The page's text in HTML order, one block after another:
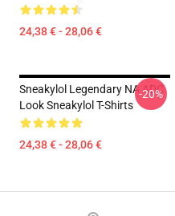
24,38 € - 28,06 €
Sneakylol Legendary NA ADC
Look Sneakylol T-Shirts
24,38 € - 28,06 €
-20%